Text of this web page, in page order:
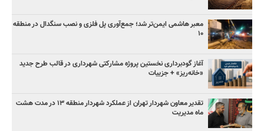
معبر هاشمی ایمن‌تر شد؛ جمع‌آوری پل فلزی و نصب سنگدال در منطقه
۱۰
آغاز گودبرداری نخستین پروژه مشارکتی شهرداری در قالب طرح جدید
«خانه‌ریز» + جزییات
تقدیر معاون شهردار تهران از عملکرد شهردار منطقه ۱۳ در مدت هشت
ماه مدیریت